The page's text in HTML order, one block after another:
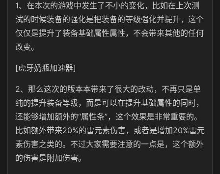
1、在本次的游戏中发生了不小的变化，比如在上次测
试的时候装备的强化是把装备的等级强化并提升，这个
仅仅是提升了装备基础属性属性，不会带来其他的任何
改变。
[虎牙奶瓶加速器]
2、那么这次的版本本带来了很大的改动，不再只是单
纯的提升装备等级，而是可以在提升基础属性的同时，
还能够增加额外的“属性条”，这个效果是非常重要的。
比如额外带来20%的雷元素伤害，或者是增加20%雷元
素伤害之类的。不过大家需要注意的一点是，这个额外
的伤害是附加伤害。